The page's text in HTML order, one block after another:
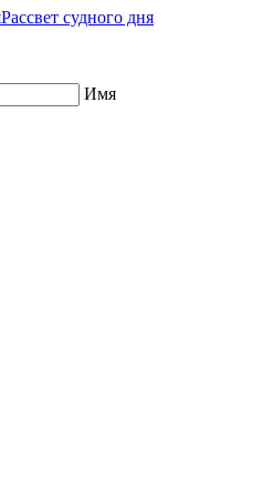
Рассвет судного дня
Имя